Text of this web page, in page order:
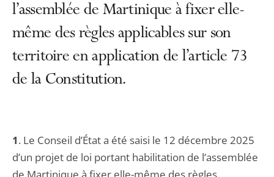
l’assemblée de Martinique à fixer elle-
même des règles applicables sur son
territoire en application de l’article 73
de la Constitution.
1. Le Conseil d’État a été saisi le 12 décembre 2025
d’un projet de loi portant habilitation de l’assemblée